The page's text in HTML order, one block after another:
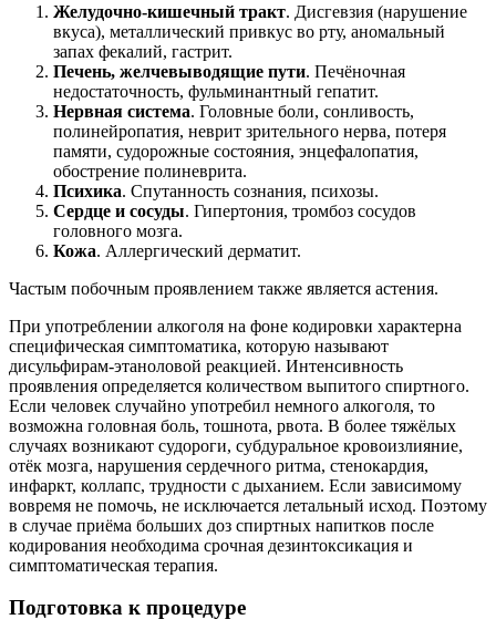
Желудочно-кишечный тракт. Дисгевзия (нарушение
вкуса), металлический привкус во рту, аномальный
запах фекалий, гастрит.
Печень, желчевыводящие пути. Печёночная
недостаточность, фульминантный гепатит.
Нервная система. Головные боли, сонливость,
полинейропатия, неврит зрительного нерва, потеря
памяти, судорожные состояния, энцефалопатия,
обострение полиневрита.
Психика. Спутанность сознания, психозы.
Сердце и сосуды. Гипертония, тромбоз сосудов
головного мозга.
Кожа. Аллергический дерматит.
Частым побочным проявлением также является астения.
При употреблении алкоголя на фоне кодировки характерна
специфическая симптоматика, которую называют
дисульфирам-этаноловой реакцией. Интенсивность
проявления определяется количеством выпитого спиртного.
Если человек случайно употребил немного алкоголя, то
возможна головная боль, тошнота, рвота. В более тяжёлых
случаях возникают судороги, субдуральное кровоизлияние,
отёк мозга, нарушения сердечного ритма, стенокардия,
инфаркт, коллапс, трудности с дыханием. Если зависимому
вовремя не помочь, не исключается летальный исход. Поэтому
в случае приёма больших доз спиртных напитков после
кодирования необходима срочная дезинтоксикация и
симптоматическая терапия.
Подготовка к процедуре